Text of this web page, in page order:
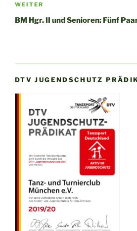
Nächster
Beitrag
WEITER
BM Hgr. II und Senioren: Fünf
DTV JUGENDSCHUTZ